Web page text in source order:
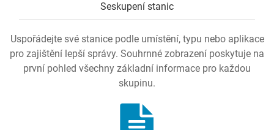
Seskupení stanic
Uspořádejte své stanice podle umístění, typu nebo aplikace
pro zajištění lepší správy. Souhrnné zobrazení poskytuje na
první pohled všechny základní informace pro každou
skupinu.